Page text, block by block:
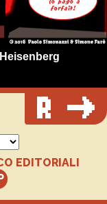
EDITORIALI